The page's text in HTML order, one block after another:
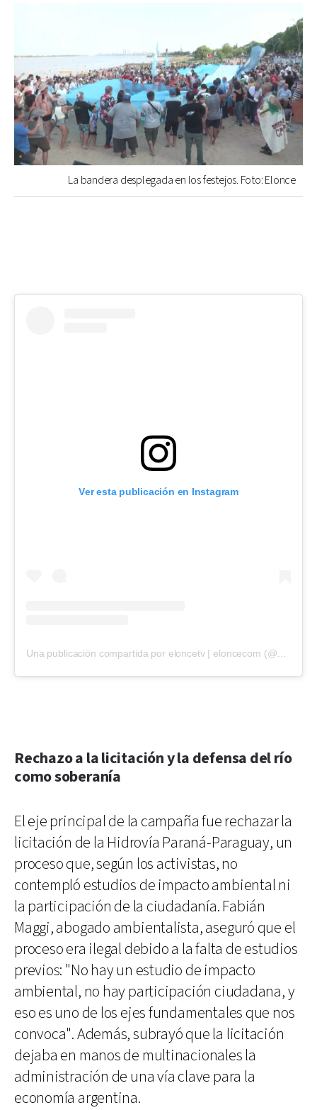
La bandera desplegada en los festejos. Foto: Elonce
Ver esta publicación en Instagram
Rechazo a la licitación y la defensa del río
como soberanía
El eje principal de la campaña fue rechazar la
licitación de la Hidrovía Paraná-Paraguay, un
proceso que, según los activistas, no
contempló estudios de impacto ambiental ni
la participación de la ciudadanía. Fabián
Maggi, abogado ambientalista, aseguró que el
proceso era ilegal debido a la falta de estudios
previos: "No hay un estudio de impacto
ambiental, no hay participación ciudadana, y
eso es uno de los ejes fundamentales que nos
convoca". Además, subrayó que la licitación
dejaba en manos de multinacionales la
administración de una vía clave para la
economía argentina.